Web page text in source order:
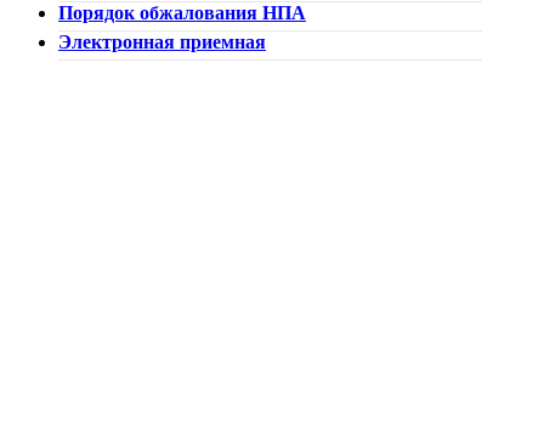
Порядок обжалования НПА
Электронная приемная